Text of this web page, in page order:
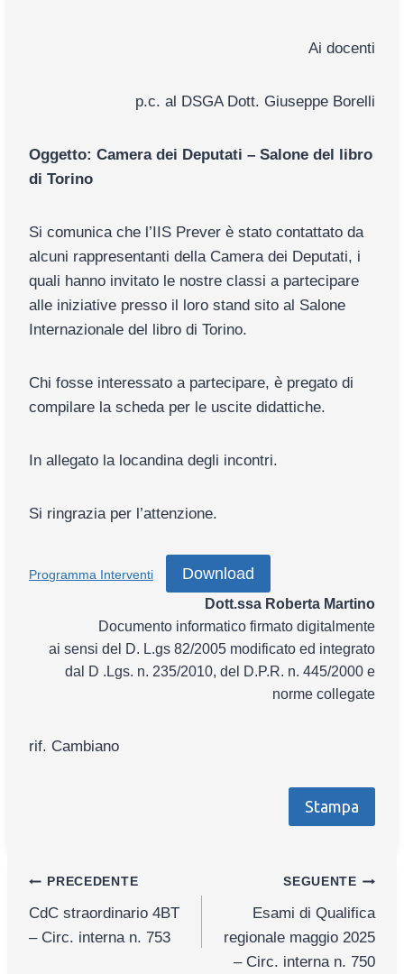
Ai docenti
p.c. al DSGA Dott. Giuseppe Borelli
Oggetto: Camera dei Deputati – Salone del libro
di Torino
Si comunica che l’IIS Prever è stato contattato da
alcuni rappresentanti della Camera dei Deputati, i
quali hanno invitato le nostre classi a partecipare
alle iniziative presso il loro stand sito al Salone
Internazionale del libro di Torino.
Chi fosse interessato a partecipare, è pregato di
compilare la scheda per le uscite didattiche.
In allegato la locandina degli incontri.
Si ringrazia per l’attenzione.
Programma Interventi Download
Dott.ssa Roberta Martino
Documento informatico firmato digitalmente
ai sensi del D. L.gs 82/2005 modificato ed integrato
dal D .Lgs. n. 235/2010, del D.P.R. n. 445/2000 e
norme collegate
rif. Cambiano
Stampa
Navigazione
articoli
PRECEDENTE
CdC straordinario 4BT
– Circ. interna n. 753
SEGUENTE
Esami di Qualifica
regionale maggio 2025
– Circ. interna n. 750